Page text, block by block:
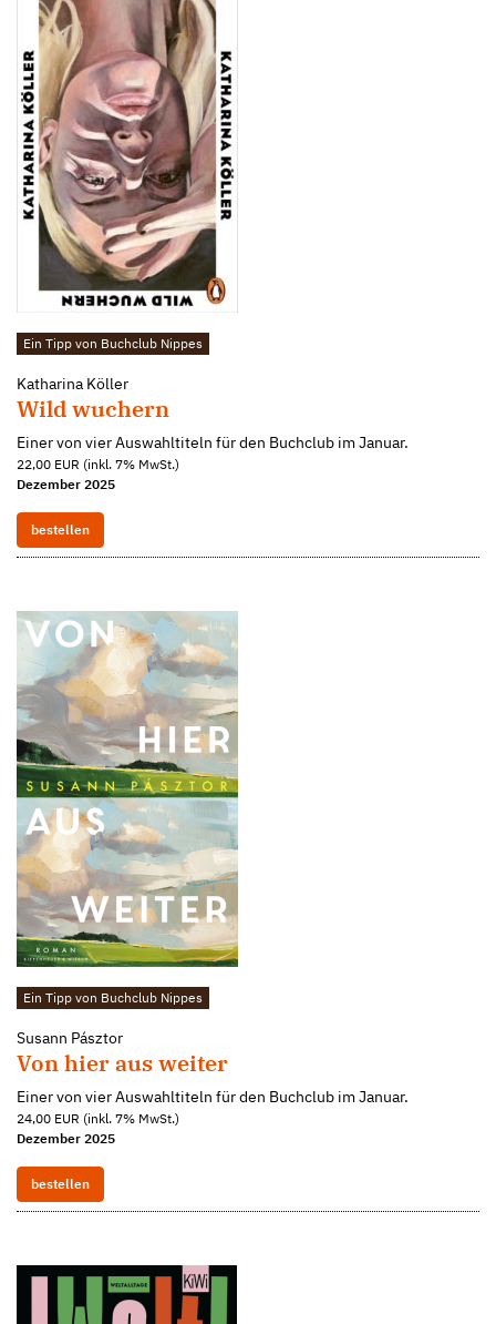
Ein Tipp von Buchclub Nippes
Katharina Köller
Wild wuchern
Einer von vier Auswahltiteln für den Buchclub im Januar.
22,00 EUR (inkl. 7% MwSt.)
Dezember 2025
bestellen
Ein Tipp von Buchclub Nippes
Susann Pásztor
Von hier aus weiter
Einer von vier Auswahltiteln für den Buchclub im Januar.
24,00 EUR (inkl. 7% MwSt.)
Dezember 2025
bestellen